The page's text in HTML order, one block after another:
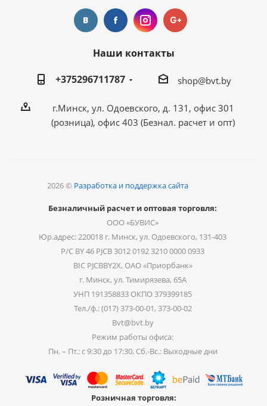
Наши контакты
+375296711787
shop@bvt.by
г.Минск, ул. Одоевского, д. 131, офис 301
(розница), офис 403 (Безнал. расчет и опт)
2026 © Разработка и поддержка сайта
Безналичный расчет и оптовая торговля:
ООО «БУВИС»
Юр.адрес: 220018 г. Минск, ул. Одоевского, 131-403
Р/С BY 46 PJCB 3012 0192 3210 0000 0933
BIC PJCBBY2X, ОАО «Приорбанк»
г. Минск, ул. Тимирязева, 65А
УНП 191358833 ОКПО 379399185
Тел./ф.: (017) 373-00-01, 373-00-02
Bvt@bvt.by
Режим работы офиса:
Пн. – Пт.: с 9:30 до 17:30, Сб.-Вс.: Выходные дни
Розничная торговля: